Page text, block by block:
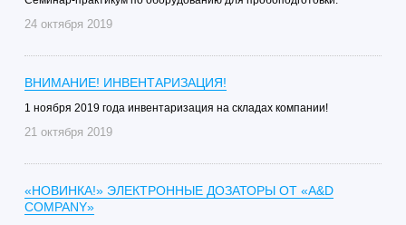
24 октября 2019
ВНИМАНИЕ! ИНВЕНТАРИЗАЦИЯ!
1 ноября 2019 года инвентаризация на складах компании!
21 октября 2019
«НОВИНКА!» ЭЛЕКТРОННЫЕ ДОЗАТОРЫ ОТ «A&D
COMPANY»